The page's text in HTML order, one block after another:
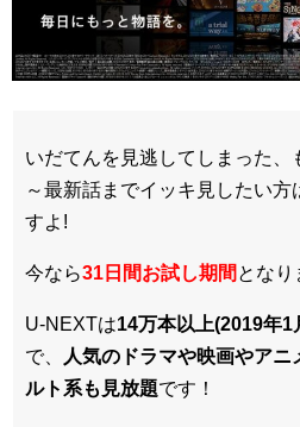
いだてんを見逃してしまった
～最新話までイッキ見したい方
すよ!
今なら31日間お試し期間 となり
U-NEXTは14万本以上(2019年1
で、
人気のドラマや映画やア
ルト系も見放題です！